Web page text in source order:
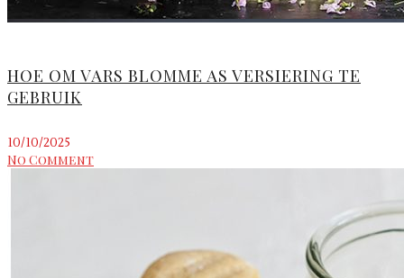
HOE OM VARS BLOMME AS VERSIERING TE
GEBRUIK
10/10/2025
No Comment